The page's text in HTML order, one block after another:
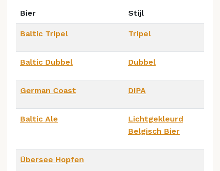
Bier Stijl
Baltic Tripel Tripel
Baltic Dubbel Dubbel
German Coast DIPA
Baltic Ale
Lichtgekleurd
Belgisch Bier
Übersee Hopfen